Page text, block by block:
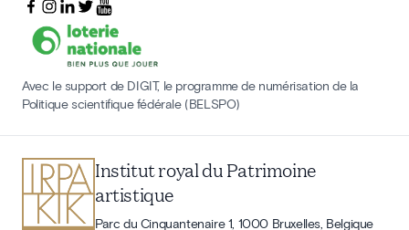
Avec le support de DIGIT, le programme de numérisation de la
Politique scientifique fédérale (BELSPO)
Institut royal du Patrimoine
artistique
Parc du Cinquantenaire 1, 1000 Bruxelles, Belgique